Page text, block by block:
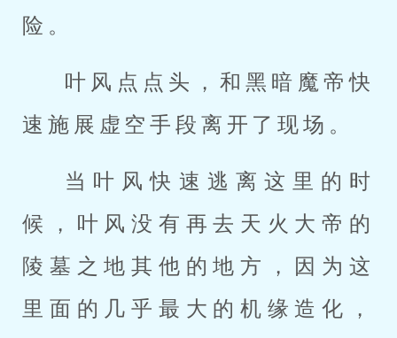
险。
叶风点点头，和黑暗魔帝快
速施展虚空手段离开了现场。
当叶风快速逃离这里的时
候，叶风没有再去天火大帝的
陵墓之地其他的地方，因为这
里面的几乎最大的机缘造化，